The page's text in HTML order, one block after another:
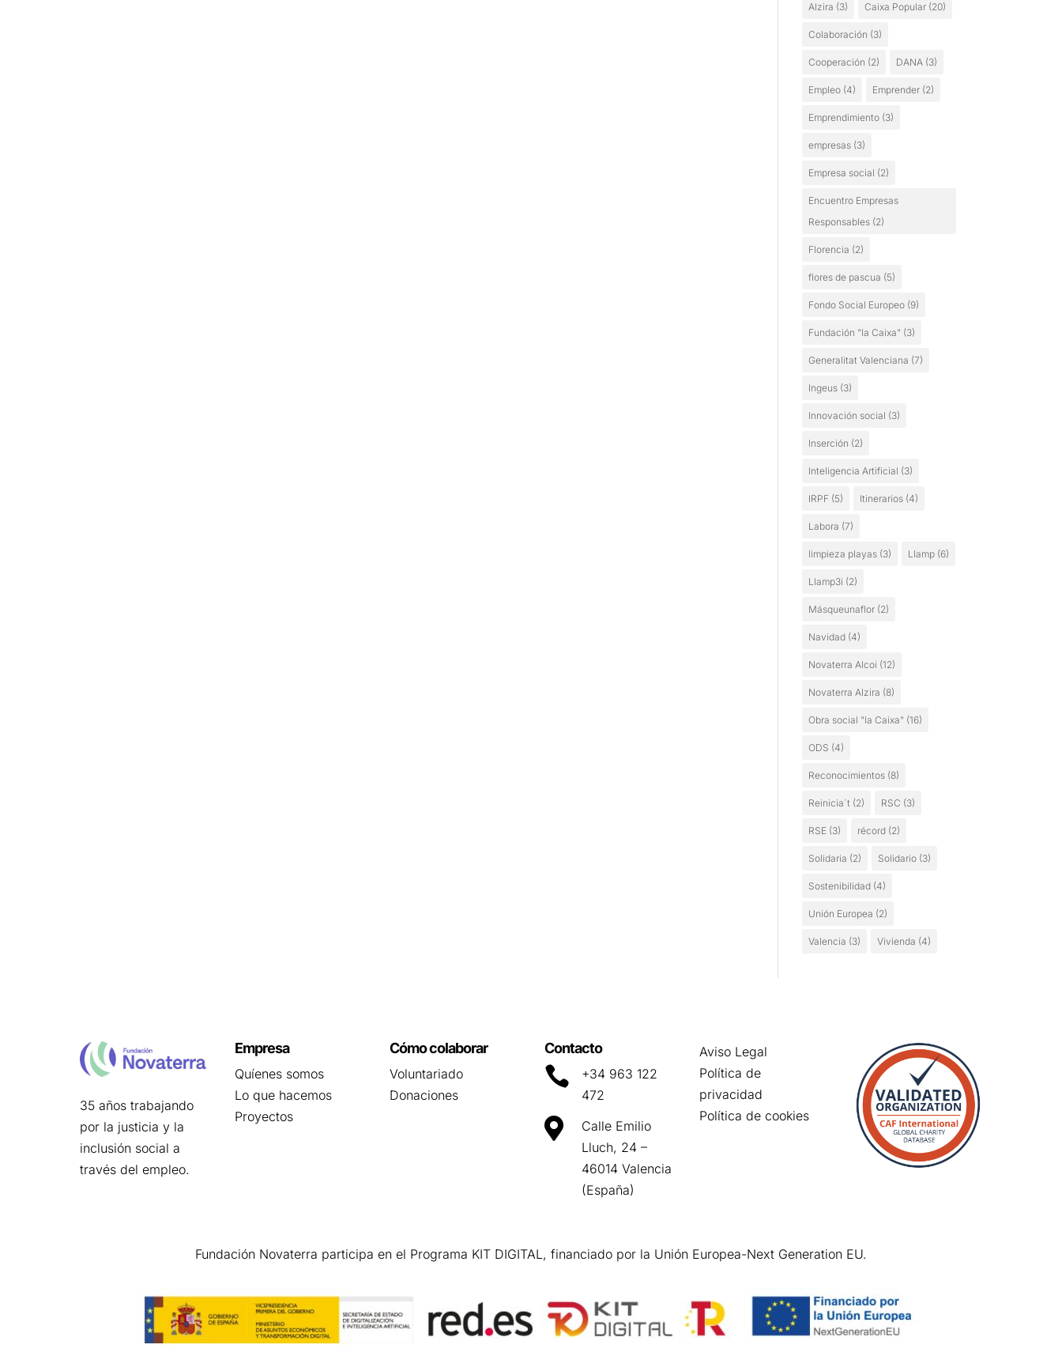
Alzira (3) Caixa Popular (20)
Colaboración (3)
Cooperación (2) DANA (3)
Empleo (4) Emprender (2)
Emprendimiento (3)
empresas (3)
Empresa social (2)
Encuentro Empresas
Responsables (2)
Florencia (2)
flores de pascua (5)
Fondo Social Europeo (9)
Fundación "la Caixa" (3)
Generalitat Valenciana (7)
Ingeus (3)
Innovación social (3)
Inserción (2)
Inteligencia Artificial (3)
IRPF (5) Itinerarios (4)
Labora (7)
limpieza playas (3) Llamp (6)
Llamp3i (2)
Másqueunaflor (2)
Navidad (4)
Novaterra Alcoi (12)
Novaterra Alzira (8)
Obra social "la Caixa" (16)
ODS (4)
Reconocimientos (8)
Reinicia´t (2) RSC (3)
RSE (3) récord (2)
Solidaria (2) Solidario (3)
Sostenibilidad (4)
Unión Europea (2)
Valencia (3) Vivienda (4)
35 años trabajando
por la justicia y la
inclusión social a
través del empleo.
Empresa
Quíenes somos
Lo que hacemos
Proyectos
Cómo colaborar
Voluntariado
Donaciones
Contacto

+34 963 122
472

Calle Emilio
Lluch, 24 –
46014 Valencia
(España)
Aviso Legal
Política de
privacidad
Política de cookies
Fundación Novaterra participa en el Programa KIT DIGITAL, financiado por la Unión Europea-Next Generation EU.